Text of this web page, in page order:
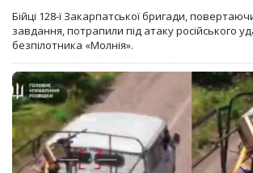
Бійці 128-ї Закарпатської бригади,
завдання, потрапили під атаку російського
безпілотника «Молнія».